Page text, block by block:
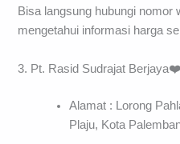
Bisa langsung hubungi nomor
mengetahui informasi harga
3. Pt. Rasid Sudrajat Berjaya❤️
Alamat : Lorong
Plaju, Kota